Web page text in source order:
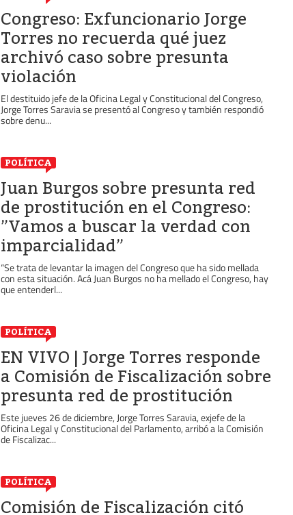
Congreso: Exfuncionario Jorge
Torres no recuerda qué juez
archivó caso sobre presunta
violación
El destituido jefe de la Oficina Legal y Constitucional del Congreso,
Jorge Torres Saravia se presentó al Congreso y también respondió
sobre denu...
POLÍTICA
Juan Burgos sobre presunta red
de prostitución en el Congreso:
”Vamos a buscar la verdad con
imparcialidad”
“Se trata de levantar la imagen del Congreso que ha sido mellada
con esta situación. Acá Juan Burgos no ha mellado el Congreso, hay
que entenderl...
POLÍTICA
EN VIVO | Jorge Torres responde
a Comisión de Fiscalización sobre
presunta red de prostitución
Este jueves 26 de diciembre, Jorge Torres Saravia, exjefe de la
Oficina Legal y Constitucional del Parlamento, arribó a la Comisión
de Fiscalizac...
POLÍTICA
Comisión de Fiscalización citó